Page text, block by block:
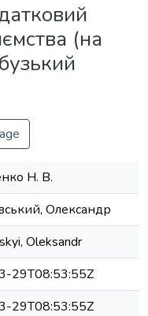
(на
Н. В.
Олександр
Oleksandr
29T08:53:55Z
29T08:53:55Z